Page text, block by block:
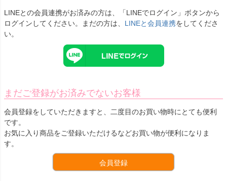
LINEとの会員連携がお済みの方は、「LINEでログイン」ボタンから
ログインしてください。まだの方は、 LINEと会員連携をしてくださ
い。
まだご登録がお済みでないお客様
会員登録をしていただきますと、二度目のお買い物時にとても便利
です。
お気に入り商品をご登録いただけるなどお買い物が便利になりま
す。
会員登録